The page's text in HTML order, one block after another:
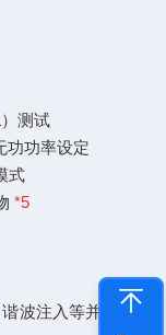
测试
功功率设定
式
*5
波注入等并网法规